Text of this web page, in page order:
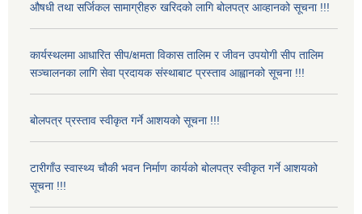
औषधी तथा सर्जिकल सामाग्रीहरु खरिदको लागि बोलपत्र आव्हानको सूचना !!!
कार्यस्थलमा आधारित सीप/क्षमता विकास तालिम र जीवन उपयोगी सीप तालिम
सञ्चालनका लागि सेवा प्रदायक संस्थाबाट प्रस्ताव आह्वानको सूचना !!!
बोलपत्र प्रस्ताव स्वीकृत गर्ने आशयको सूचना !!!
टारीगाँउ स्वास्थ्य चौकी भवन निर्माण कार्यको बोलपत्र स्वीकृत गर्ने आशयको
सूचना !!!